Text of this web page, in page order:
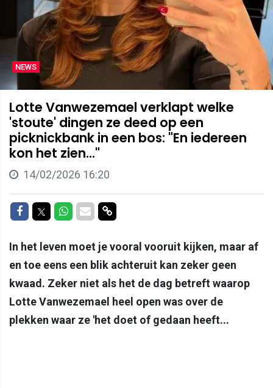
NEWS
Lotte Vanwezemael verklapt welke
'stoute' dingen ze deed op een
picknickbank in een bos: "En iedereen
kon het zien..."
14/02/2026 16:20
Delen op Facebook
Delen op Twitter
Delen op Whatsapp
Delen via Mail
Delen via link
In het leven moet je vooral vooruit kijken, maar af
en toe eens een blik achteruit kan zeker geen
kwaad. Zeker niet als het de dag betreft waarop
Lotte Vanwezemael heel open was over de
plekken waar ze 'het doet of gedaan heeft...